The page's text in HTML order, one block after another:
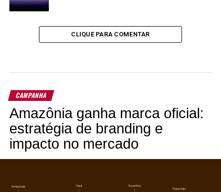
CLIQUE PARA COMENTAR
CAMPANHA
Amazônia ganha marca oficial:
estratégia de branding e
impacto no mercado